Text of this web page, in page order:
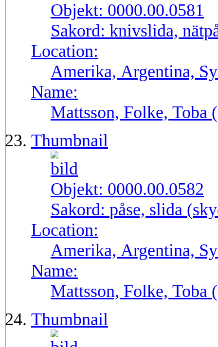
Objekt: 0000.00.0581
Sakord: knivslida,
Location:
Amerika, Argentina,
Name:
Mattsson, Folke, Toba
Thumbnail
Objekt: 0000.00.0582
Sakord: påse, slida
Location:
Amerika, Argentina,
Name:
Mattsson, Folke, Toba
Thumbnail